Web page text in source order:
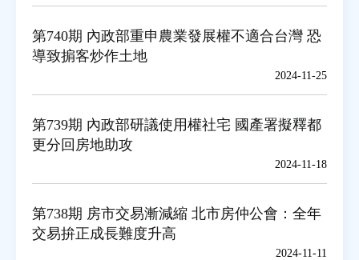
第740期 內政部重申農業發展權不適合台灣 恐
導致掮客炒作土地
2024-11-25
第739期 內政部研議使用權社宅 國產署擬釋都
更分回房地助攻
2024-11-18
第738期 房市交易漸減縮 北市房仲公會：全年
交易拚正成長難度升高
2024-11-11